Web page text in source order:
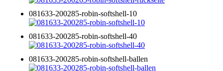
081633-200285-robin-softshell-10
081633-200285-robin-softshell-40
081633-200285-robin-softshell-ballen